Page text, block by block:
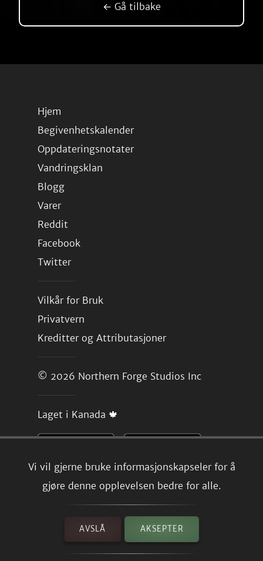
Vi vil gjerne bruke informasjonskapseler for å
gjøre denne opplevelsen bedre for alle.
AVSLÅ AKSEPTER
← Gå tilbake
Hjem
Begivenhetskalender
Oppdateringsnotater
Vandringsklan
Blogg
Varer
Reddit
Facebook
Twitter
Vilkår for Bruk
Privatvern
Kreditter og Attributasjoner
© 2026 Northern Forge Studios Inc
Laget i Kanada 🍁